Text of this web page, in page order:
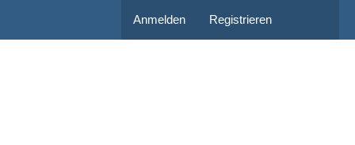
Anmelden Registrieren